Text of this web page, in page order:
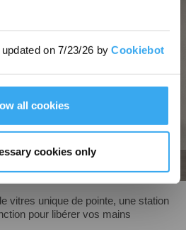
on 7/23/26 byCookiebot
all cookies
cookies only
vitres unique de pointe, une station
pour libérer vos mains